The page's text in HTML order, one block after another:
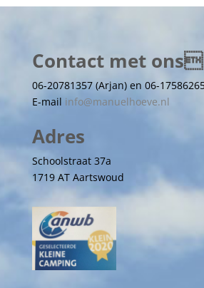
Contact met ons
06-20781357 (Arjan) en 06-
E-mail info@manuelhoeve.nl
Adres
Schoolstraat 37a
1719 AT Aartswoud